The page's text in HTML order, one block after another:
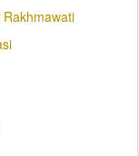
Rakhmawati